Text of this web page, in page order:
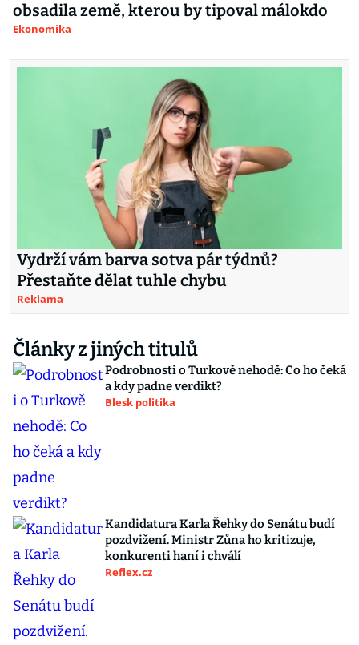
obsadila země, kterou by tipoval málokdo
Ekonomika
Vydrží vám barva sotva pár týdnů?
Přestaňte dělat tuhle chybu
Reklama
Články z jiných titulů
Podrobnosti o Turkově nehodě: Co ho čeká
a kdy padne verdikt?
Blesk politika
Kandidatura Karla Řehky do Senátu budí
pozdvižení. Ministr Zůna ho kritizuje,
konkurenti haní i chválí
Reflex.cz